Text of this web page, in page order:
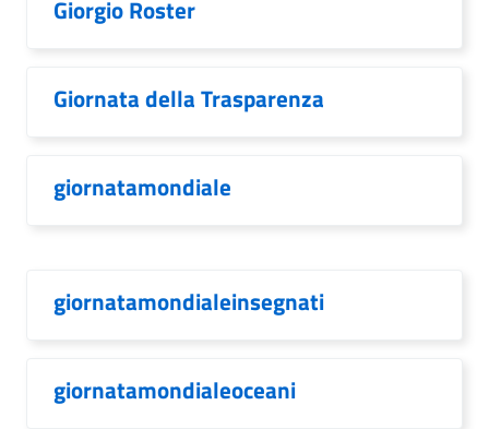
Giorgio Roster
Giornata della Trasparenza
giornatamondiale
giornatamondialeinsegnati
giornatamondialeoceani